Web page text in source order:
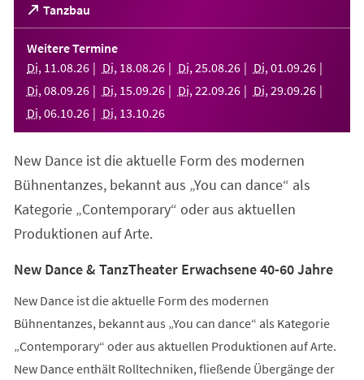
Tanzbau
(Öffnet
in
einem
neuen
Tab)
Weitere Termine
Di, 11 .08.26 Di, 18.08.26 Di, 25.08.26 Di, 01 .09.26
Di, 08.09.26 Di, 15.09.26 Di, 22.09.26 Di, 29.09.26
Di, 06.10.26 Di, 13.10.26
New Dance ist die aktuelle Form des modernen
Bühnentanzes, bekannt aus „You can dance“ als
Kategorie „Contemporary“ oder aus aktuellen
Produktionen auf Arte.
New Dance & TanzTheater Erwachsene 40-60 Jahre
New Dance ist die aktuelle Form des modernen
Bühnentanzes, bekannt aus „You can dance“ als Kategorie
„Contemporary“ oder aus aktuellen Produktionen auf Arte.
New Dance enthält Rolltechniken, fließende Übergänge der